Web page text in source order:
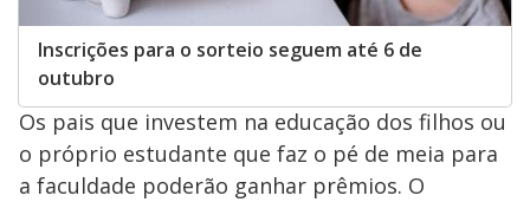
Inscrições para o sorteio seguem até 6 de
outubro
Os pais que investem na educação dos filhos ou
o próprio estudante que faz o pé de meia para
a faculdade poderão ganhar prêmios. O